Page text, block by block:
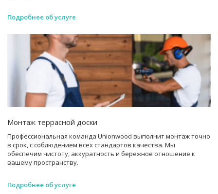
Подробнее об услуге
Монтаж террасной доски
Профессиональная команда Unionwood выполнит монтаж точно
в срок, с соблюдением всех стандартов качества. Мы
обеспечим чистоту, аккуратность и бережное отношение к
вашему пространству.
Подробнее об услуге